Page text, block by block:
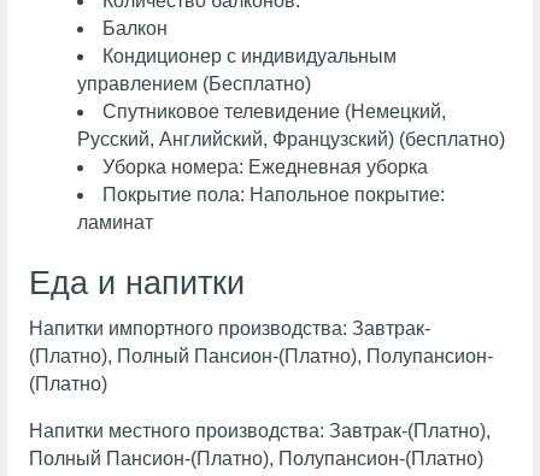
Балкон
Кондиционер с индивидуальным
управлением (Бесплатно)
Спутниковое телевидение (Немецкий,
Русский, Английский, Французский) (бесплатно)
Уборка номера: Ежедневная уборка
Покрытие пола: Напольное покрытие:
ламинат
Еда и напитки
Напитки импортного производства: Завтрак-
(Платно), Полный Пансион-(Платно), Полупансион-
(Платно)
Напитки местного производства: Завтрак-(Платно),
Полный Пансион-(Платно), Полупансион-(Платно)